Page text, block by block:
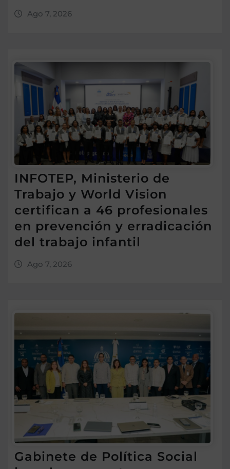
Ago 7, 2026
INFOTEP, Ministerio de
Trabajo y World Vision
certifican a 46 profesionales
en prevención y erradicación
del trabajo infantil
Ago 7, 2026
Gabinete de Política Social